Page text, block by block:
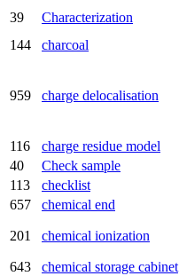
39 Characterization
144
charcoal
959 charge delocalisation
116 charge residue model
40
Check sample
113
checklist
657
chemical end
201 chemical ionization
643 chemical storage cabinet